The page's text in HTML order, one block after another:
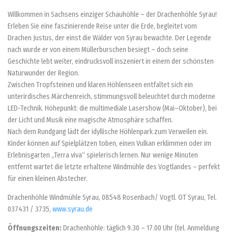
Willkommen in Sachsens einziger Schauhöhle – der Drachenhöhle Syrau!
Erleben Sie eine faszinierende Reise unter die Erde, begleitet vom
Drachen Justus, der einst die Wälder von Syrau bewachte. Der Legende
nach wurde er von einem Müllerburschen besiegt – doch seine
Geschichte lebt weiter, eindrucksvoll inszeniert in einem der schönsten
Naturwunder der Region.
Zwischen Tropfsteinen und klaren Höhlenseen entfaltet sich ein
unterirdisches Märchenreich, stimmungsvoll beleuchtet durch moderne
LED-Technik. Höhepunkt: die multimediale Lasershow (Mai–Oktober), bei
der Licht und Musik eine magische Atmosphäre schaffen.
Nach dem Rundgang lädt der idyllische Höhlenpark zum Verweilen ein.
Kinder können auf Spielplätzen toben, einen Vulkan erklimmen oder im
Erlebnisgarten „Terra viva“ spielerisch lernen. Nur wenige Minuten
entfernt wartet die letzte erhaltene Windmühle des Vogtlandes – perfekt
für einen kleinen Abstecher.
Drachenhöhle Windmühle Syrau, 08548 Rosenbach/ Vogtl. OT Syrau, Tel.
037431 / 3735, www.syrau.de
Öffnungszeiten: Drachenhöhle: täglich 9.30 – 17.00 Uhr (tel. Anmeldung